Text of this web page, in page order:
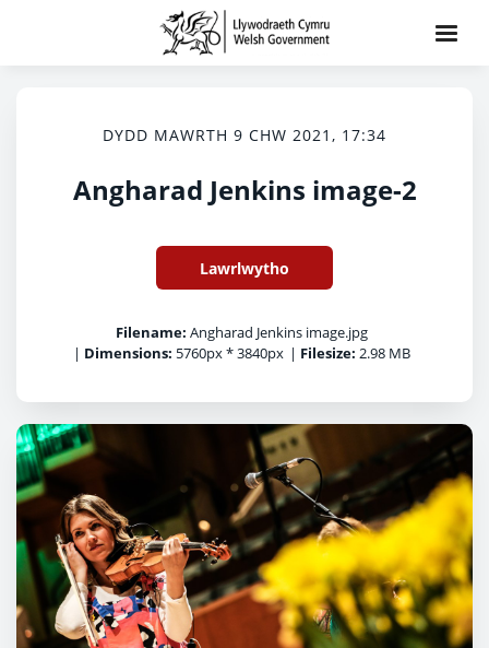
DYDD MAWRTH 9 CHW 2021, 17:34
Angharad Jenkins image-2
Lawrlwytho
Filename: Angharad Jenkins image.jpg
| Dimensions: 5760px * 3840px | Filesize: 2.98 MB